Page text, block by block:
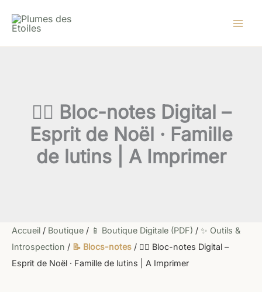
🧝‍♀️ Bloc-notes Digital –
Esprit de Noël · Famille
de lutins | A Imprimer
Accueil / Boutique / 📱 Boutique Digitale (PDF) / ✨ Outils &
Introspection / 📝 Blocs-notes / 🧝‍♀️ Bloc-notes Digital –
Esprit de Noël · Famille de lutins | A Imprimer
Noël
·
Famille
lutins